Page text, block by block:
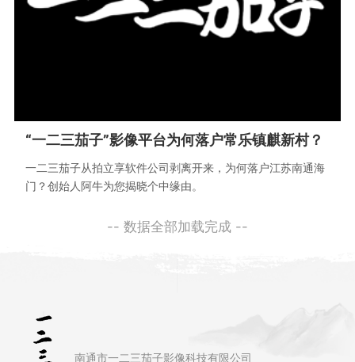
“一二三茄子”影像平台为何落户常乐镇麒新村？
一二三茄子从拍立享软件公司剥离开来，为何落户江苏南通海
门？创始人阿牛为您揭晓个中缘由。
-- 数据全部加载完成 --
南通市一二三茄子影像科技有限公司